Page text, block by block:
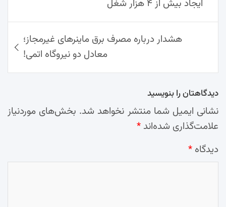
ایجاد بیش از ۴ هزار شغل
هشدار درباره مصرف برق ماینرهای غیرمجاز؛
معادل دو نیروگاه اتمی!
دیدگاهتان را بنویسید
نشانی ایمیل شما منتشر نخواهد شد. بخش‌های موردنیاز
علامت‌گذاری شده‌اند *
دیدگاه *